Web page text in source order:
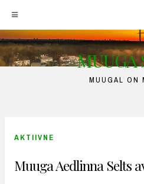
Skip
MUUGA
MUUGAL ON
AKTIIVNE
Muuga Aedlinna Selts